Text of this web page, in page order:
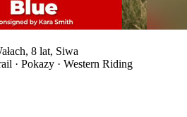
8 lat, Siwa
· Pokazy · Western Riding